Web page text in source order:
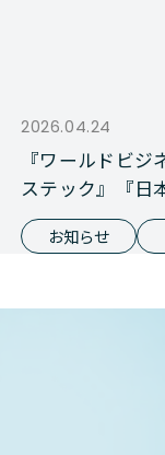
2026.04.24
『ワールドビ
ステック』『日
事との資本業務
お知らせ